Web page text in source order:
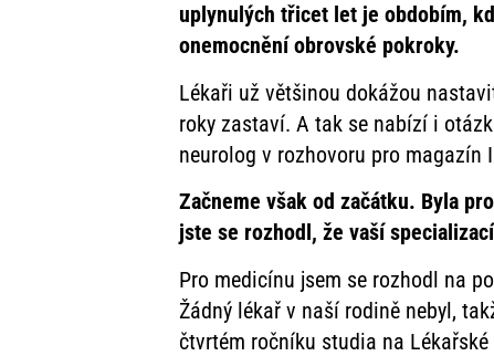
uplynulých třicet let je obdobím,
onemocnění obrovské pokroky.
Lékaři už většinou dokážou
roky zastaví. A tak se nabízí i
neurolog v rozhovoru pro magazín
Začneme však od začátku. Byla
jste se rozhodl, že vaší
Pro medicínu jsem se rozhodl na
Žádný lékař v naší rodině nebyl,
čtvrtém ročníku studia na